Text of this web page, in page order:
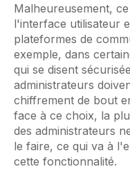
Malheureusement,
l'interface utilisateur
plateformes de
exemple, dans
qui se disent
administrateurs
chiffrement de bout
face à ce choix, la
des administrateurs
le faire, ce qui va à
cette fonctionnalité.